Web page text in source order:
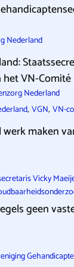
Nederland
VN-
Nederland
, VGN, VN-
maken
Vicky
geen